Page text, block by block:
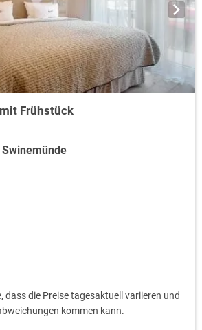
Frühstück
dass die Preise tagesaktuell variieren und
kommen kann.